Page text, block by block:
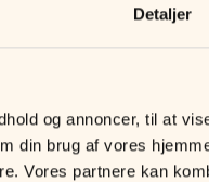
Detaljer
og annoncer, til at
din brug af vores
Vores partnere kan